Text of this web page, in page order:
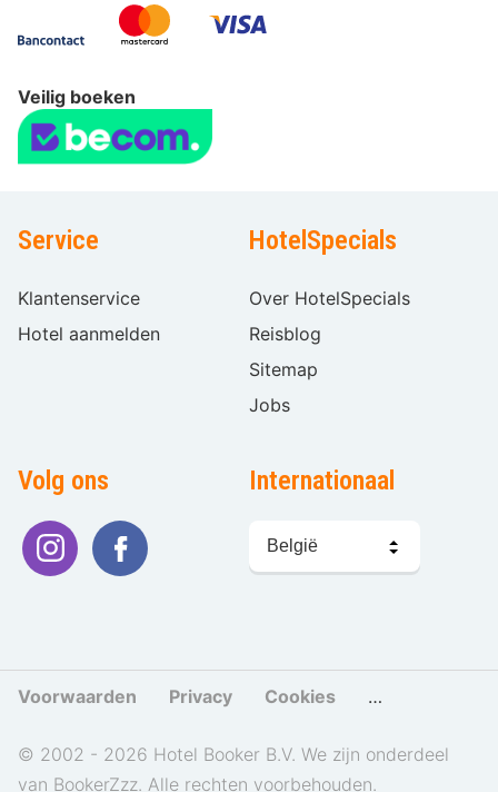
Veilig boeken
Service
Klantenservice
Hotel aanmelden
HotelSpecials
Over HotelSpecials
Reisblog
Sitemap
Jobs
Volg ons Internationaal
kiezen
Voorwaarden Privacy Cookies Cookies
© 2002 - 2026 Hotel Booker B.V. We zijn onderdeel
van BookerZzz. Alle rechten voorbehouden.